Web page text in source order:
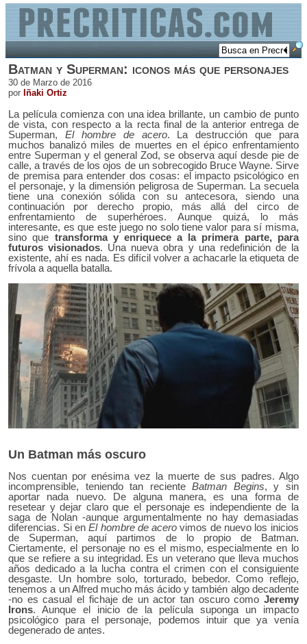
Batman y Superman: iconos más que personajes
30 de Marzo de 2016
por Iñaki Ortiz
La película comienza con una idea brillante, un cambio de punto
de vista, con respecto a la recta final de la anterior entrega de
Superman,El hombre de acero. La destrucción que para
muchos banalizó miles de muertes en el épico enfrentamiento
entre Superman y el general Zod, se observa aquí desde pie de
calle, a través de los ojos de un sobrecogido Bruce Wayne. Sirve
de premisa para entender dos cosas: el impacto psicológico en
el personaje, y la dimensión peligrosa de Superman. La secuela
tiene una conexión sólida con su antecesora, siendo una
continuación por derecho propio, más allá del circo de
enfrentamiento de superhéroes. Aunque quizá, lo más
interesante, es que este juego no solo tiene valor para sí misma,
sino que transforma y enriquece a la primera parte, para
futuros visionados. Una nueva obra y una redefinición de la
existente, ahí es nada. Es difícil volver a achacarle la etiqueta de
frívola a aquella batalla.
Un Batman más oscuro
Nos cuentan por enésima vez la muerte de sus padres. Algo
incomprensible, teniendo tan recienteBatman Begins, y sin
aportar nada nuevo. De alguna manera, es una forma de
resetear y dejar claro que el personaje es independiente de la
saga de Nolan -aunque argumentalmente no hay demasiadas
diferencias. Si enEl hombre de acero vimos de nuevo los inicios
de Superman, aquí partimos de lo propio de Batman.
Ciertamente, el personaje no es el mismo, especialmente en lo
que se refiere a su integridad. Es un veterano que lleva muchos
años dedicado a la lucha contra el crimen con el consiguiente
desgaste. Un hombre solo, torturado, bebedor. Como reflejo,
tenemos a un Alfred mucho más ácido y también algo decadente
-no es casual el fichaje de un actor tan oscuro como Jeremy
Irons. Aunque el inicio de la película suponga un impacto
psicológico para el personaje, podemos intuir que ya venía
degenerado de antes.